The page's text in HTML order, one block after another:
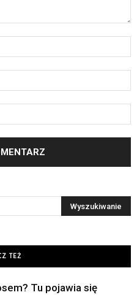
TEŻ
Tu pojawia się